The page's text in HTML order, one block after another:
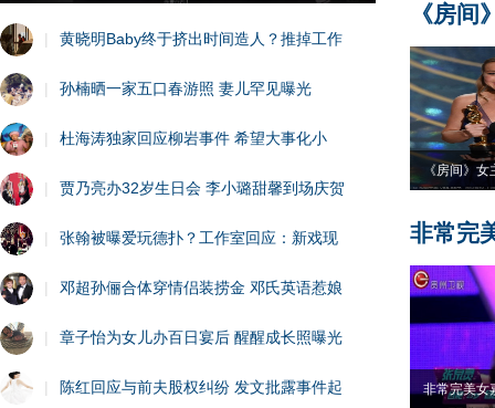
| 黄晓明Baby终于挤出时间造人？推掉工作
| 孙楠晒一家五口春游照 妻儿罕见曝光
| 杜海涛独家回应柳岩事件 希望大事化小
| 贾乃亮办32岁生日会 李小璐甜馨到场庆贺
| 张翰被曝爱玩德扑？工作室回应：新戏现
| 邓超孙俪合体穿情侣装捞金 邓氏英语惹娘
| 章子怡为女儿办百日宴后 醒醒成长照曝光
| 陈红回应与前夫股权纠纷 发文批露事件起
《房
《房间》
非常完
非常完美女